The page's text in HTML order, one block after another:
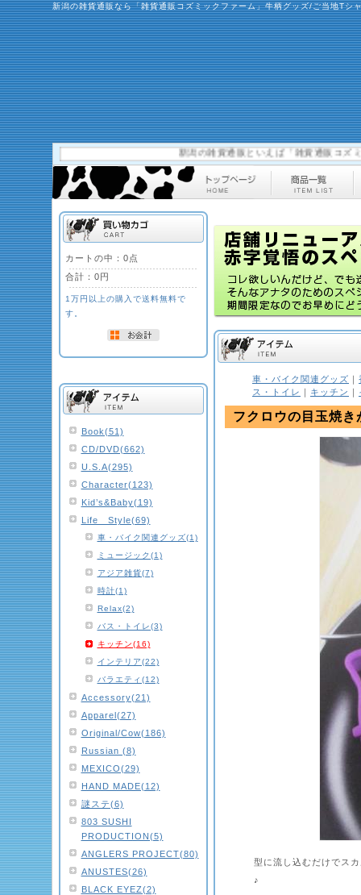
新潟の雑貨通販なら「雑貨通販コズミックファーム」牛柄グッズ/ご当地Tシ
新潟の雑貨通販といえば「雑貨通販コズミッ
カートの中：0点
合計： 0円
1万円以上の購入で送料無料で
す。
Book(51)
CD/DVD(662)
U.S.A(295)
Character(123)
Kid’s&Baby(19)
Life Style(69)
車・バイク関連グッズ(1)
ミュージック(1)
アジア雑貨(7)
時計(1)
Relax(2)
バス・トイレ(3)
キッチン(16)
インテリア(22)
バラエティ(12)
Accessory(21)
Apparel(27)
Original/Cow(186)
Russian (8)
MEXICO(29)
HAND MADE(12)
謎ステ(6)
803 SUSHI
PRODUCTION(5)
ANGLERS PROJECT(80)
ANUSTES(26)
BLACK EYEZ(2)
車・バイク関連グッズ ｜
ス・トイレ ｜ キッチン ｜
フクロウの目玉焼
型に流し込むだけでス
♪